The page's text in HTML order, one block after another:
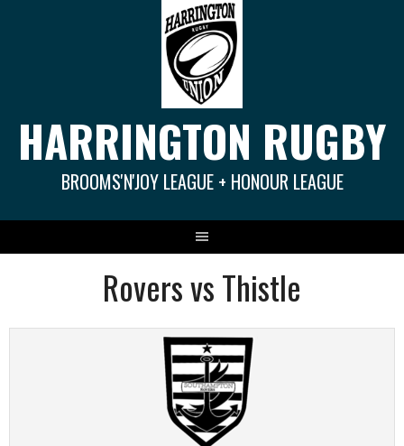
HARRINGTON RUGBY
BROOMS'N'JOY LEAGUE + HONOUR LEAGUE
Rovers vs Thistle